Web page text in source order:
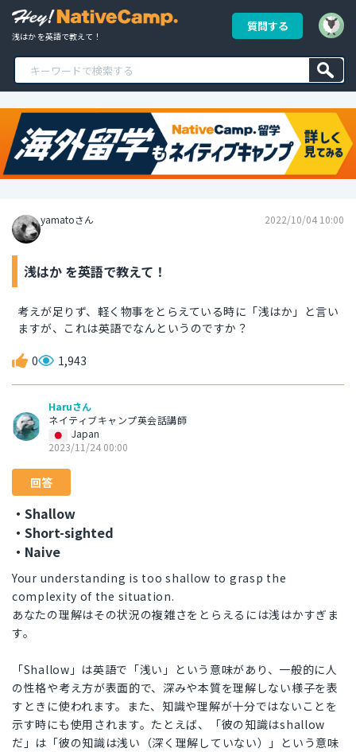
浅はか を英語で教えて！
質問する
yamatoさん 2022/10/04 10:00
浅はか を英語で教えて！
考えが足りず、軽く物事をとらえている時に「浅はか」と言い
ますが、これは英語でなんというのですか？
0 1,943
Haruさん
ネイティブキャンプ英会話講師
Japan
2023/11/24 00:00
回答
・Shallow
・Short-sighted
・Naive
Your understanding is too shallow to grasp the
complexity of the situation.
あなたの理解はその状況の複雑さをとらえるには浅はかすぎま
す。
「Shallow」は英語で「浅い」という意味があり、一般的に人
の性格や考え方が表面的で、深みや本質を理解しない様子を表
すときに使われます。また、知識や理解が十分ではないことを
示す時にも使用されます。たとえば、「彼の知識はshallow
だ」は「彼の知識は浅い（深く理解していない）」という意味